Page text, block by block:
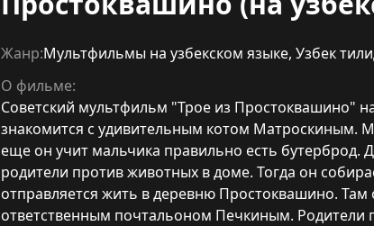
Жанр:Мультфильмы на узбекском языке, Узбек
О фильме:
Советский мультфильм "Трое из Простоквашино"
знакомится с удивительным котом Матроскиным.
еще он учит мальчика правильно есть бутерброд.
родители против животных в доме. Тогда он
отправляется жить в деревню Простоквашино.
ответственным почтальоном Печкиным.